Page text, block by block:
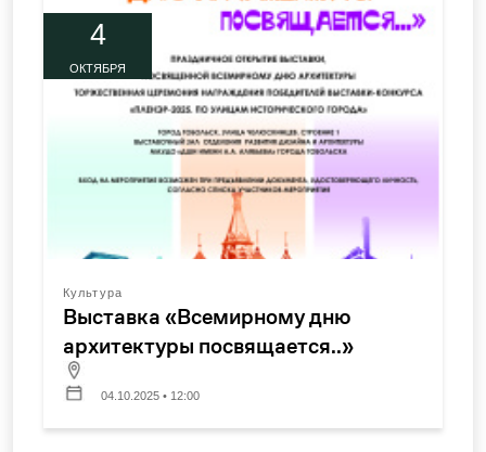
4
ОКТЯБРЯ
Культура
Выставка «Всемирному дню
архитектуры посвящается..»
04.10.2025 • 12:00